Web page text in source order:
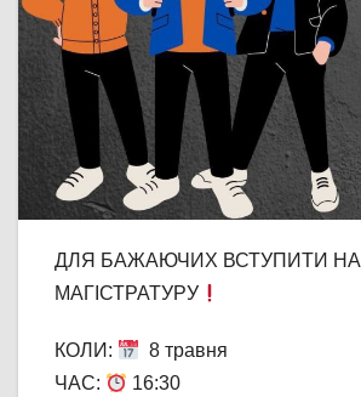
ДЛЯ БАЖАЮЧИХ ВСТУПИТИ НА
МАГІСТРАТУРУ
КОЛИ:
8 травня
ЧАС:
16:30